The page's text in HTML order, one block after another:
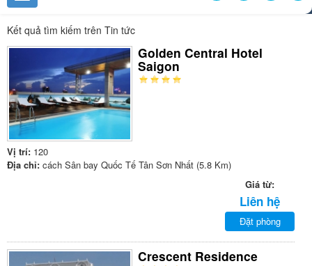
Kết quả tìm kiếm trên Tin tức
Golden Central Hotel
Saigon
Vị trí: 120
Địa chỉ: cách Sân bay Quốc Tế Tân Sơn Nhất (5.8 Km)
Giá từ:
Liên hệ
Đặt phòng
Crescent Residence